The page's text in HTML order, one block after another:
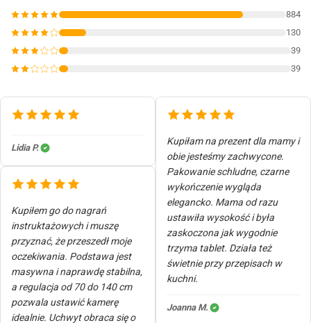
884
130
39
39
Lidia P.
Kupiłem go do nagrań
instruktażowych i muszę
przyznać, że przeszedł moje
oczekiwania. Podstawa jest
masywna i naprawdę stabilna,
a regulacja od 70 do 140 cm
pozwala ustawić kamerę
idealnie. Uchwyt obraca się o
Kupiłam na prezent dla mamy i
obie jesteśmy zachwycone.
Pakowanie schludne, czarne
wykończenie wygląda
elegancko. Mama od razu
ustawiła wysokość i była
zaskoczona jak wygodnie
trzyma tablet. Działa też
świetnie przy przepisach w
kuchni.
Joanna M.